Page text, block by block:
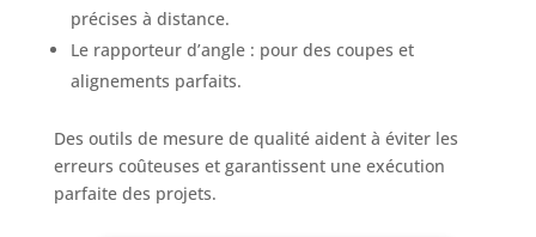
précises à distance.
Le rapporteur d’angle : pour des coupes et
alignements parfaits.
Des outils de mesure de qualité aident à éviter les
erreurs coûteuses et garantissent une exécution
parfaite des projets.